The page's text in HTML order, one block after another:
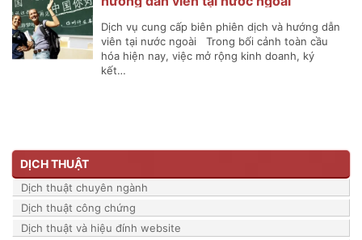
Dịch vụ cung cấp biên phiên dịch và hướng dẫn
viên tại nước ngoài Trong bối cảnh toàn cầu
hóa hiện nay, việc mở rộng kinh doanh, ký
kết…
DỊCH THUẬT
Dịch thuật chuyên ngành
Dịch thuật công chứng
Dịch thuật và hiệu đính website